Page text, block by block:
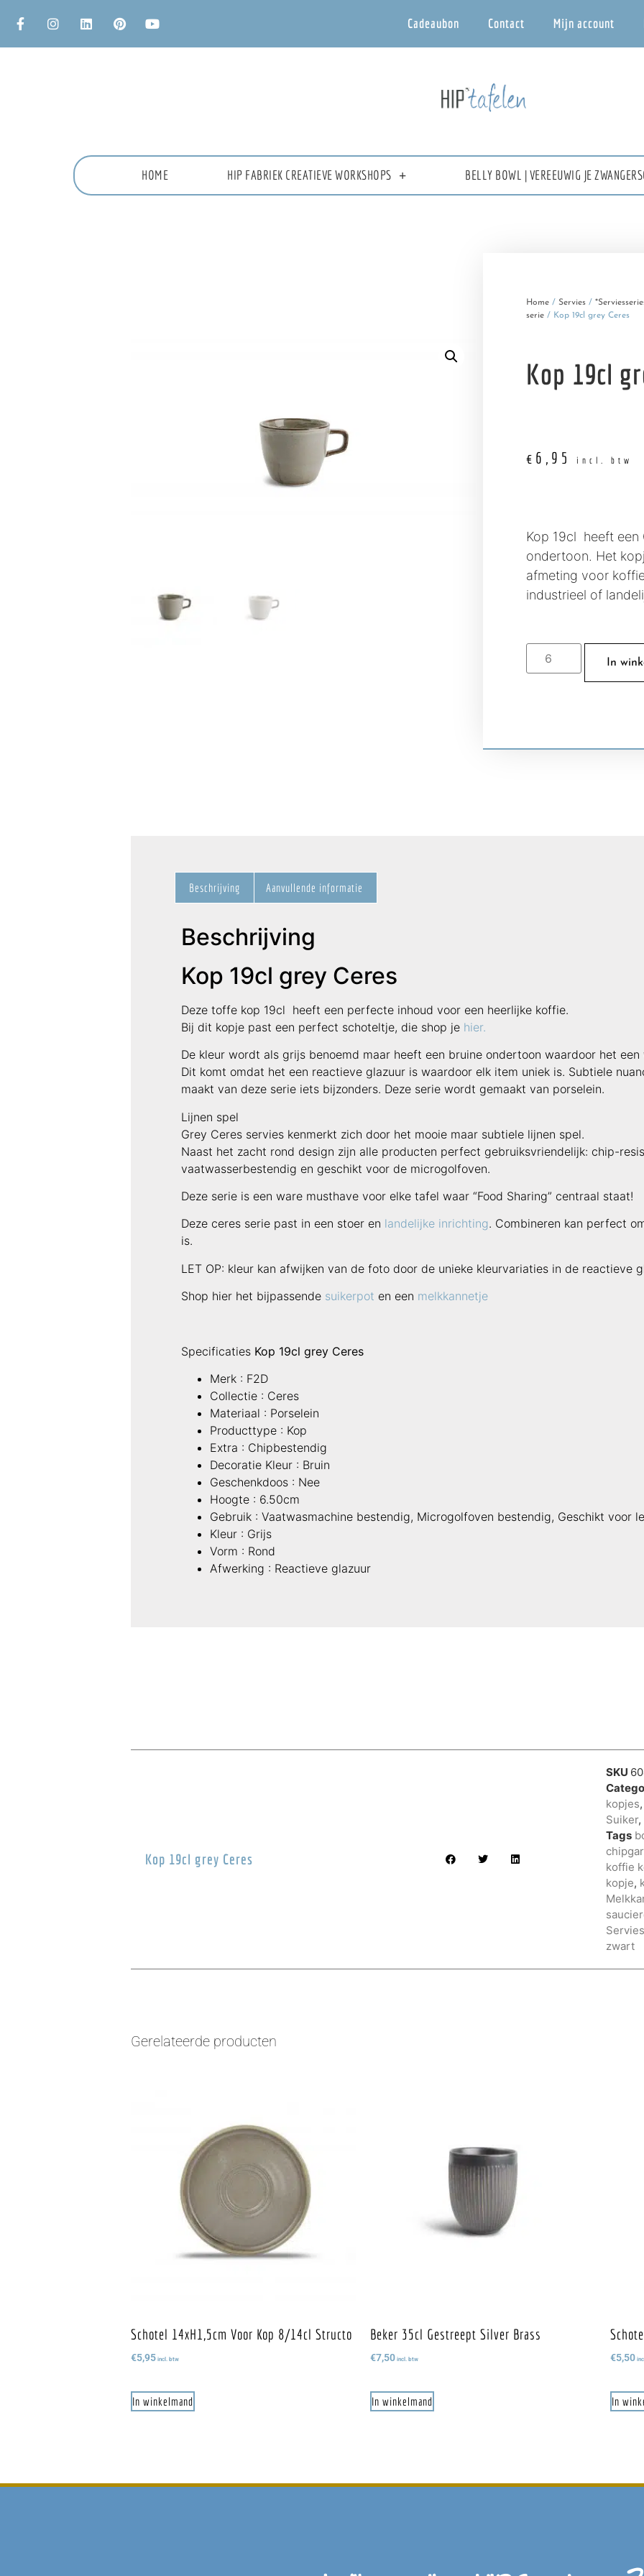
Cadeaubon Contact Mijn account
HOME HIP FABRIEK CREATIEVE WORKSHOPS BELLY BOWL | VEREEUWIG JE
Home / Servies /
serie / Kop 19cl grey Ceres
Kop 19cl
€ 6,95 incl. btw
Kop 19cl heeft
ondertoon. Het
afmeting voor
industrieel of
In
Beschrijving Aanvullende informatie
Beschrijving
Kop 19cl grey Ceres
Deze toffe kop 19cl heeft een perfecte inhoud voor een heerlijke koffie.
Bij dit kopje past een perfect schoteltje, die shop je hier.
De kleur wordt als grijs benoemd maar heeft een bruine ondertoon waardoor het
Dit komt omdat het een reactieve glazuur is waardoor elk item uniek is. Subtiele
maakt van deze serie iets bijzonders. Deze serie wordt gemaakt van porselein.
Lijnen spel
Grey Ceres servies kenmerkt zich door het mooie maar subtiele lijnen spel.
Naast het zacht rond design zijn alle producten perfect gebruiksvriendelijk: chip-
vaatwasserbestendig en geschikt voor de microgolfoven.
Deze serie is een ware musthave voor elke tafel waar “Food Sharing” centraal staat!
Deze ceres serie past in een stoer en landelijke inrichting. Combineren kan perfect
is.
LET OP: kleur kan afwijken van de foto door de unieke kleurvariaties in de reactieve
Shop hier het bijpassende suikerpot en een melkkannetje
Specificaties Kop 19cl grey Ceres
Merk : F2D
Collectie : Ceres
Materiaal : Porselein
Producttype : Kop
Extra : Chipbestendig
Decoratie Kleur : Bruin
Geschenkdoos : Nee
Hoogte : 6.50cm
Gebruik : Vaatwasmachine bestendig, Microgolfoven bestendig, Geschikt voor
Kleur : Grijs
Vorm : Rond
Afwerking : Reactieve glazuur
Kop 19cl grey Ceres
SKU
kopjes,
Suiker,
Tags
koffie
kopje,
Servies
zwart
Gerelateerde producten
Schotel 14xH1,5cm Voor Kop 8/14cl Structo
€5,95 incl. btw
In winkelmand
Beker 35cl Gestreept Silver Brass
€7,50 incl. btw
In winkelmand
€5,50
In